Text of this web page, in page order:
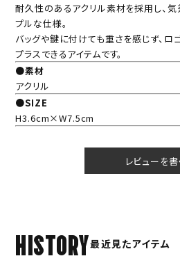
耐久性のあるアクリル素材を採用し、
プルな仕様。
バッグや鍵に付けても重さを感じず、
プラスできるアイテムです。
●素材
アクリル
●SIZE
H3.6cm×W7.5cm
レビューを書
HISTORY最近見たアイテム